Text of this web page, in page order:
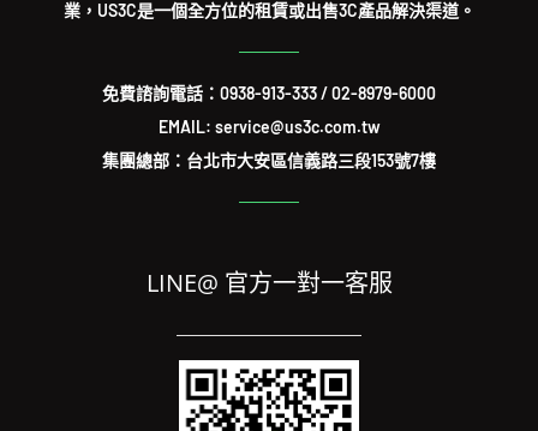
業，US3C是一個全方位的租賃或出售3C產品解決渠道。
免費諮詢電話： 0938-913-333/02-8979-6000
EMAIL: service@us3c.com.tw
集團總部：台北市大安區信義路三段153號7樓
LINE@ 官方一對一客服